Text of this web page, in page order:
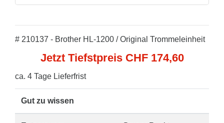
# 210137 - Brother HL-1200 / Original Trommeleinheit
Jetzt Tiefstpreis CHF 174,60
ca. 4 Tage Lieferfrist
Gut zu wissen